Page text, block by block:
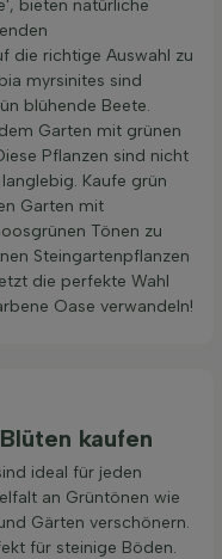
bieten natürliche
die richtige Auswahl zu
myrsinites sind
blühende Beete.
Garten mit grünen
Pflanzen sind nicht
Kaufe grün
Garten mit
Tönen zu
Steingartenpflanzen
die perfekte Wahl
Oase verwandeln!
kaufen
ideal für jeden
an Grüntönen wie
Gärten verschönern.
für steinige Böden.